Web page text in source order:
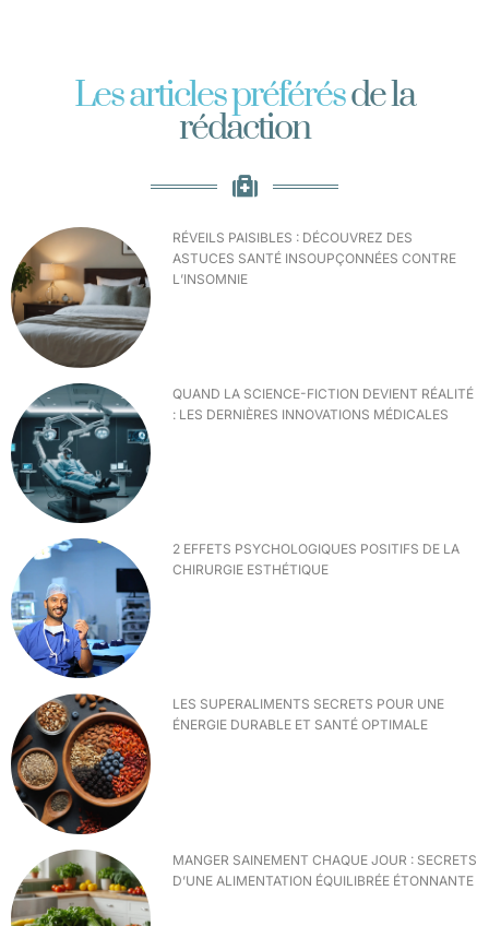
Les articles préférésde la
rédaction
RÉVEILS PAISIBLES : DÉCOUVREZ DES
ASTUCES SANTÉ INSOUPÇONNÉES CONTRE
L’INSOMNIE
QUAND LA SCIENCE-FICTION DEVIENT RÉALITÉ
: LES DERNIÈRES INNOVATIONS MÉDICALES
2 EFFETS PSYCHOLOGIQUES POSITIFS DE LA
CHIRURGIE ESTHÉTIQUE
LES SUPERALIMENTS SECRETS POUR UNE
ÉNERGIE DURABLE ET SANTÉ OPTIMALE
MANGER SAINEMENT CHAQUE JOUR : SECRETS
D’UNE ALIMENTATION ÉQUILIBRÉE ÉTONNANTE